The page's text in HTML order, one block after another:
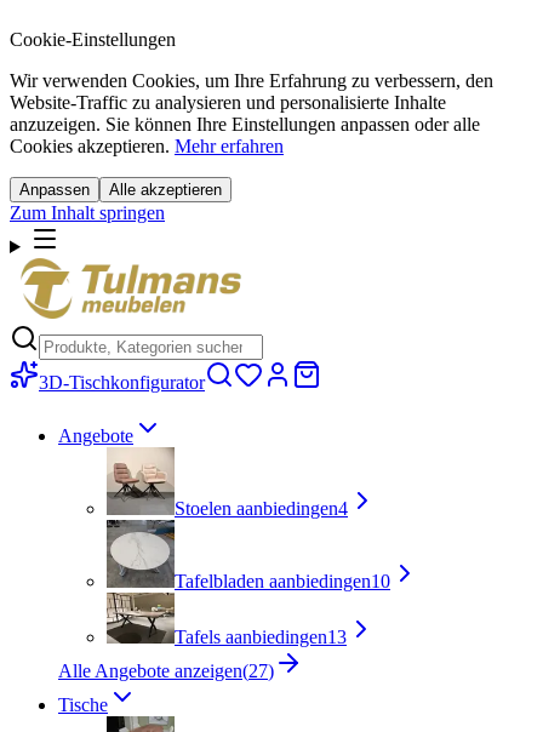
Cookie-Einstellungen
Wir verwenden Cookies, um Ihre Erfahrung zu verbessern, den
Website-Traffic zu analysieren und personalisierte Inhalte
anzuzeigen. Sie können Ihre Einstellungen anpassen oder alle
Cookies akzeptieren. Mehr erfahren
Anpassen Alle akzeptieren
Zum Inhalt springen
3D-Tischkonfigurator
Angebote
Stoelen aanbiedingen4
Tafelbladen aanbiedingen10
Tafels aanbiedingen13
Alle Angebote anzeigen(27)
Tische